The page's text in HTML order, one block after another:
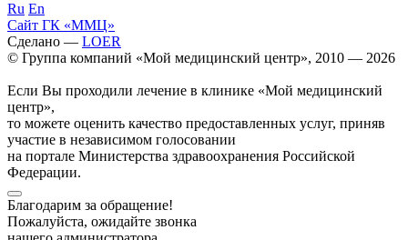
Ru En
Сайт ГК «ММЦ»
Сделано — LOER
© Группа компаний «Мой медицинский центр», 2010 — 2026
Если Вы проходили лечение в клинике «Мой медицинский
центр»,
то можете оценить качество предоставленных услуг, приняв
участие в независимом голосовании
на портале Министерства здравоохранения Российской
Федерации.
Благодарим за обращение!
Пожалуйста, ожидайте звонка